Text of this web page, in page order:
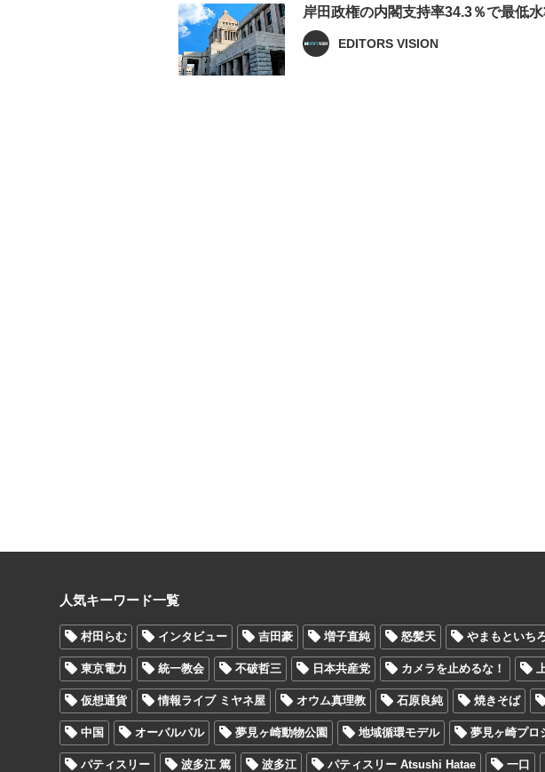
岸田政権の内閣支持率34.3％で最低
EDITORS VISION
人気キーワード一覧
村田らむ インタビュー 吉田豪 増子直純 怒髪天 やまもといち
東京電力 統一教会 不破哲三 日本共産党 カメラを止めるな！
仮想通貨 情報ライブ ミヤネ屋 オウム真理教 石原良純 焼きそば
中国 オーパルパル 夢見ヶ崎動物公園 地域循環モデル 夢見ヶ崎プロ
パティスリー 波多江 篤 波多江 パティスリー Atsushi Hatae 一口